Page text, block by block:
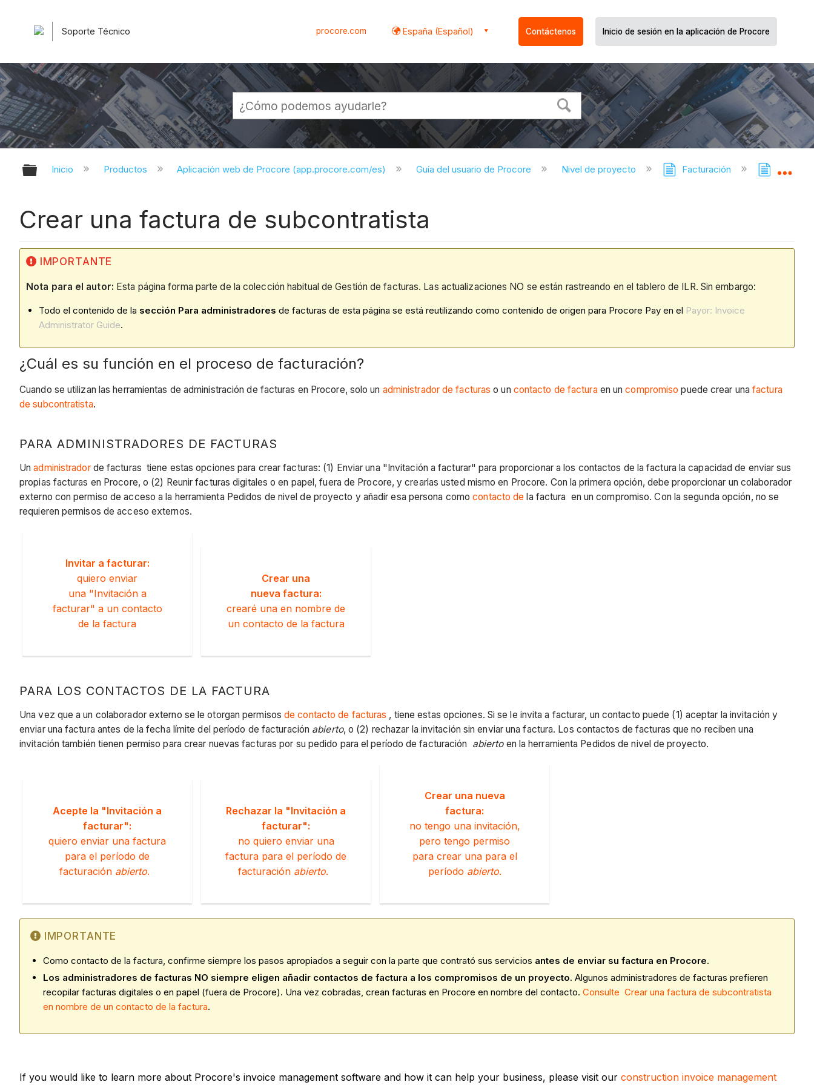
Soporte Técnico procore.com España (Español) Contáctenos Inicio de sesión en la aplicación de Procore
Expandir/contraer jerarquía global
Inicio Productos Aplicación web de Procore (app.procore.com/es) Guía del usuario de Procore Nivel de proyecto Facturación
Crear una factura de subcontratista
IMPORTANTE
Nota para el autor: Esta página forma parte de la colección habitual de Gestión de facturas. Las actualizaciones NO se están rastreando en el tablero de ILR. Sin embargo:
Todo el contenido de la sección Para administradores de facturas de esta página se está reutilizando como contenido de origen para Procore Pay en el Payor: Invoice
Administrator Guide.
¿Cuál es su función en el proceso de facturación?
Cuando se utilizan las herramientas de administración de facturas en Procore, solo un administrador de facturas o un contacto de facturaen uncompromiso puede crear unafactura
de subcontratista.
PARA ADMINISTRADORES DE FACTURAS
Unadministradorde facturas tiene estas opciones para crear facturas: (1) Enviar una "Invitación a facturar" para proporcionar a los contactos de la factura la capacidad de enviar sus
propias facturas en Procore, o (2) Reunir facturas digitales o en papel, fuera de Procore, y crearlas usted mismo en Procore. Con la primera opción, debe proporcionar un colaborador
externo con permiso de acceso a la herramienta Pedidos de nivel de proyecto y añadir esa persona comocontacto de la factura en un compromiso. Con la segunda opción, no se
requieren permisos de acceso externos.
Invitar a facturar:
quiero enviar
una "Invitación a
facturar" a un contacto
de la factura
Crear una
nueva factura:
crearé una en nombre de
un contacto de la factura
PARA LOS CONTACTOS DE LA FACTURA
Una vez que a un colaborador externo se le otorgan permisosde contacto de facturas , tiene estas opciones. Si se le invita a facturar, un contacto puede (1) aceptar la invitación y
enviar una factura antes de la fecha límite del período de facturación abierto, o (2) rechazar la invitación sin enviar una factura. Los contactos de facturas que no reciben una
invitación también tienen permiso para crear nuevas facturas por su pedido para el período de facturación abiertoen la herramienta Pedidos de nivel de proyecto.
Acepte la "Invitación a
facturar":
quiero enviar una factura
para el período de
facturación abierto.
Rechazar la "Invitación a
facturar":
no quiero enviar una
factura para el período de
facturación abierto.
Crear una nueva
factura:
no tengo una invitación,
pero tengo permiso
para crear una para el
período abierto.
IMPORTANTE
Como contacto de la factura, confirme siempre los pasos apropiados a seguir con la parte que contrató sus servicios antes de enviar su factura en Procore.
Los administradores de facturas NO siempre eligen añadir contactos de factura a los compromisos de un proyecto. Algunos administradores de facturas prefieren
recopilar facturas digitales o en papel (fuera de Procore). Una vez cobradas, crean facturas en Procore en nombre del contacto. Consulte Crear una factura de subcontratista
en nombre de un contacto de la factura.
If you would like to learn more about Procore's invoice management software and how it can help your business, please visit our construction invoice management